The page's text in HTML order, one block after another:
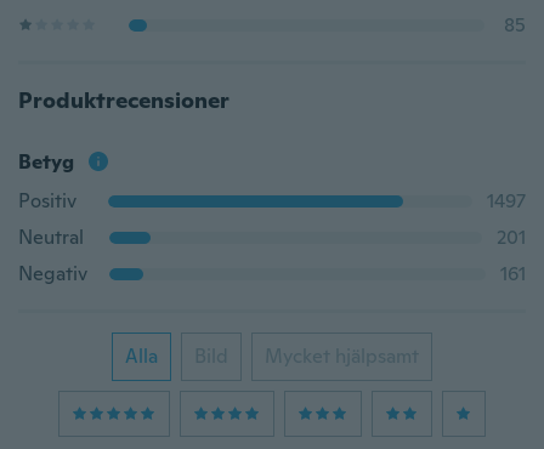
85
Produktrecensioner
Betyg
Positiv
1497
Neutral
201
Negativ
161
Alla Bild Mycket hjälpsamt